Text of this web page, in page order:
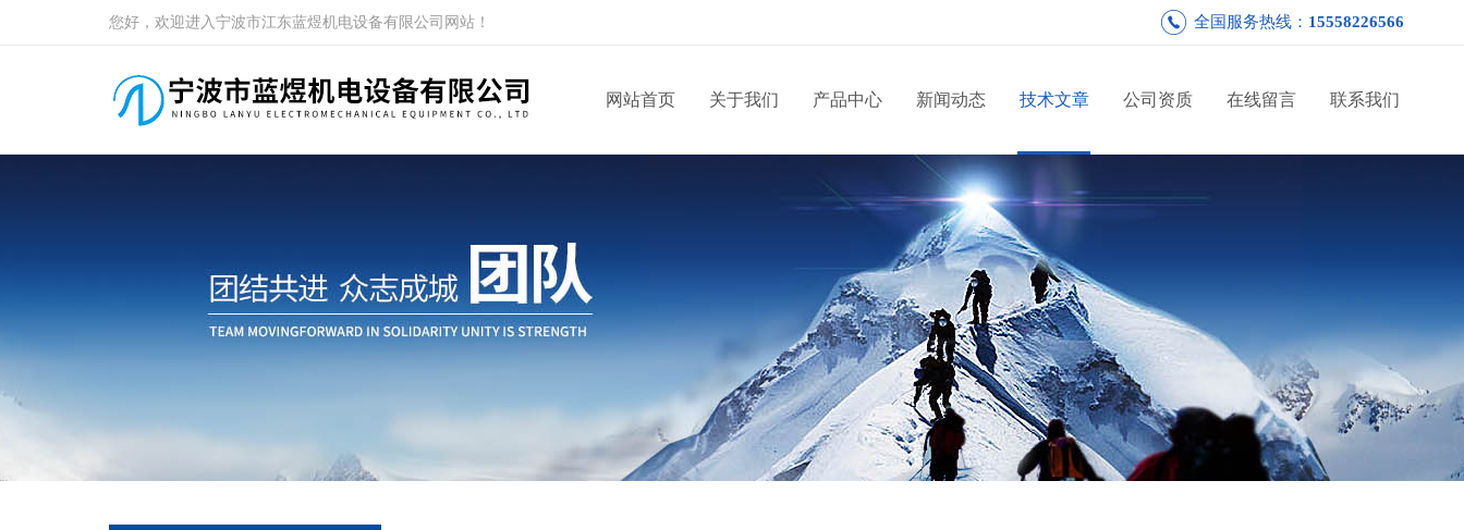
您好，欢迎进入宁波市江东蓝煜机电设备有限公司网站！ 全国服务热线： 15558226566
网站首页 关于我们 产品中心 新闻动态 技术文章 公司资质 在线留言 联系我们